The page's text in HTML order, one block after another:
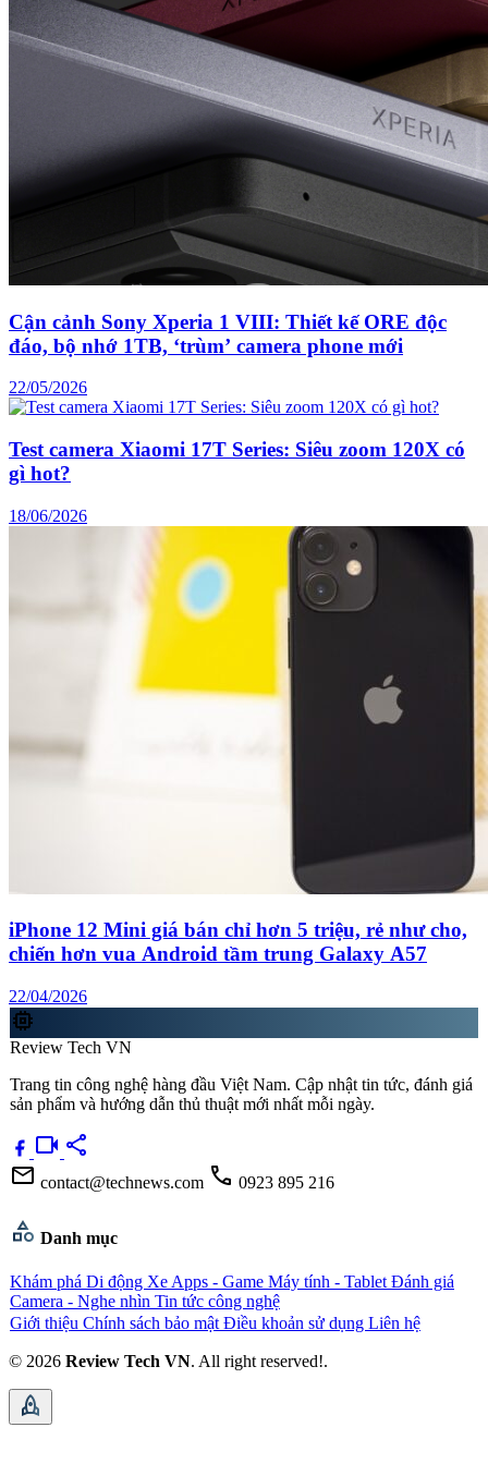
Cận cảnh Sony Xperia 1 VIII: Thiết kế ORE độc
đáo, bộ nhớ 1TB, ‘trùm’ camera phone mới
22/05/2026
Test camera Xiaomi 17T Series: Siêu zoom 120X có
gì hot?
18/06/2026
iPhone 12 Mini giá bán chỉ hơn 5 triệu, rẻ như cho,
chiến hơn vua Android tầm trung Galaxy A57
22/04/2026
memory
Review Tech VN
Trang tin công nghệ hàng đầu Việt Nam. Cập nhật tin tức, đánh giá
sản phẩm và hướng dẫn thủ thuật mới nhất mỗi ngày.
videocam share
mail contact@technews.com call 0923 895 216
category Danh mục
Khám phá Di động Xe Apps - Game Máy tính - Tablet Đánh giá
Camera - Nghe nhìn Tin tức công nghệ
Giới thiệu Chính sách bảo mật Điều khoản sử dụng Liên hệ
© 2026 Review Tech VN. All right reserved!.
rocket